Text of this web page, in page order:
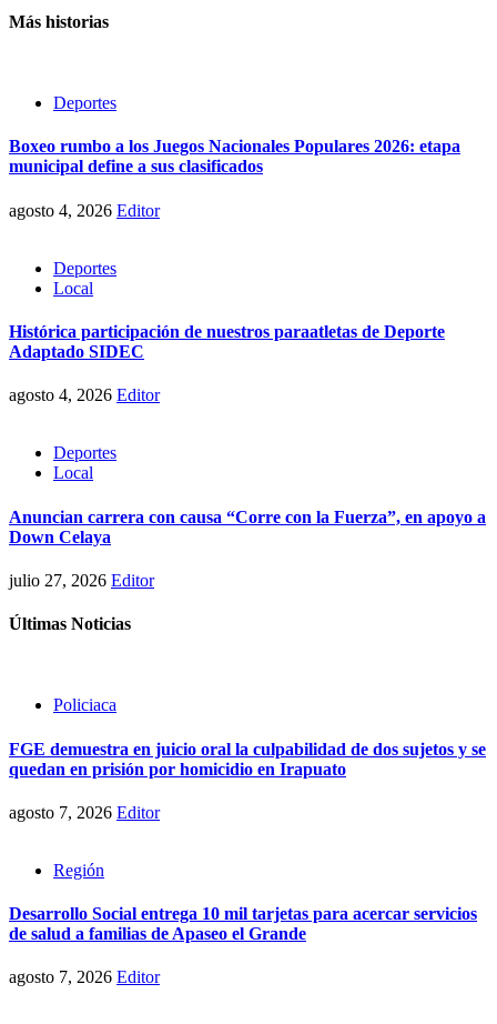
Más historias
Deportes
Boxeo rumbo a los Juegos Nacionales Populares 2026: etapa
municipal define a sus clasificados
agosto 4, 2026 Editor
Deportes
Local
Histórica participación de nuestros paraatletas de Deporte
Adaptado SIDEC
agosto 4, 2026 Editor
Deportes
Local
Anuncian carrera con causa “Corre con la Fuerza”, en apoyo a
Down Celaya
julio 27, 2026 Editor
Últimas Noticias
Policiaca
FGE demuestra en juicio oral la culpabilidad de dos sujetos y se
quedan en prisión por homicidio en Irapuato
agosto 7, 2026 Editor
Región
Desarrollo Social entrega 10 mil tarjetas para acercar servicios
de salud a familias de Apaseo el Grande
agosto 7, 2026 Editor